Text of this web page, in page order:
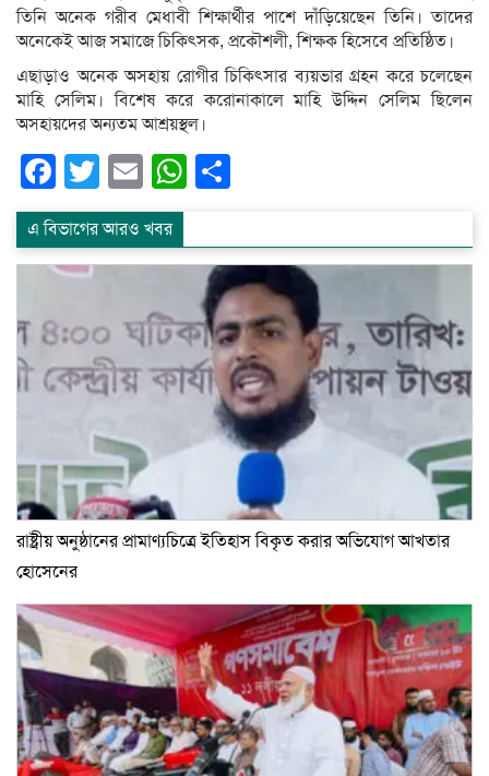
তিনি অনেক গরীব মেধাবী শিক্ষার্থীর পাশে দাঁড়িয়েছেন তিনি। তাদের
অনেকেই আজ সমাজে চিকিৎসক, প্রকৌশলী, শিক্ষক হিসেবে প্রতিষ্ঠিত।
এছাড়াও অনেক অসহায় রোগীর চিকিৎসার ব্যয়ভার গ্রহন করে চলেছেন
মাহি সেলিম। বিশেষ করে করোনাকালে মাহি উদ্দিন সেলিম ছিলেন
অসহায়দের অন্যতম আশ্রয়স্থল।
Facebook
Twitter
EmailWhatsApp
এ বিভাগের আরও খবর
রাষ্ট্রীয় অনুষ্ঠানের প্রামাণ্যচিত্রে ইতিহাস বিকৃত করার অভিযোগ আখতার
হোসেনের